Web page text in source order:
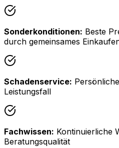
Sonderkonditionen: Beste
durch gemeinsames
Schadenservice:
Leistungsfall
Fachwissen: Kontinuierliche
Beratungsqualität